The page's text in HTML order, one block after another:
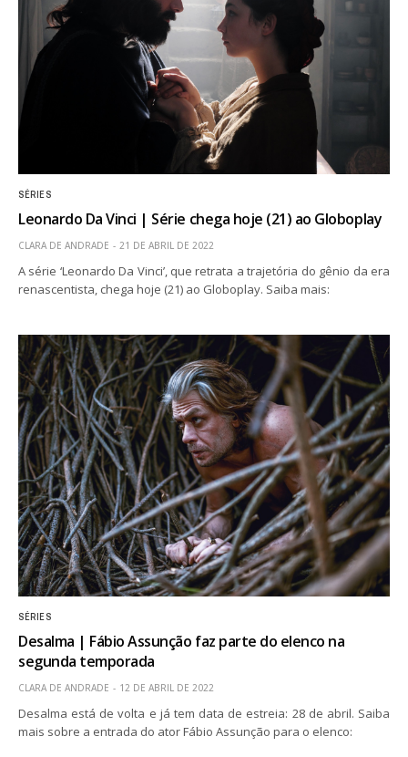
SÉRIES
Leonardo Da Vinci | Série chega hoje (21) ao Globoplay
CLARA DE ANDRADE 21 DE ABRIL DE 2022
A série ‘Leonardo Da Vinci’, que retrata a trajetória do gênio da era
renascentista, chega hoje (21) ao Globoplay. Saiba mais:
SÉRIES
Desalma | Fábio Assunção faz parte do elenco na
segunda temporada
CLARA DE ANDRADE 12 DE ABRIL DE 2022
Desalma está de volta e já tem data de estreia: 28 de abril. Saiba
mais sobre a entrada do ator Fábio Assunção para o elenco: